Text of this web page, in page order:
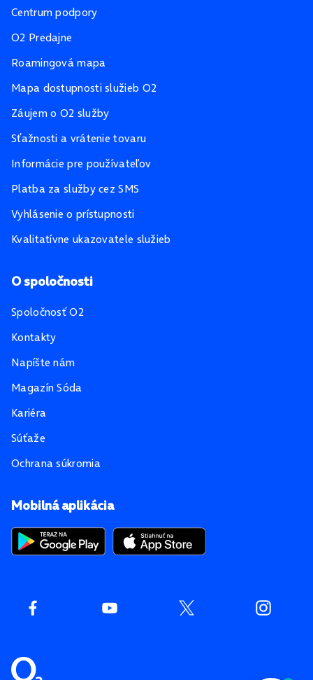
Mobilná aplikácia
Centrum podpory
O2 Predajne
Roamingová mapa
Mapa dostupnosti služieb O2
Záujem o O2 služby
Sťažnosti a vrátenie tovaru
Informácie pre používateľov
Platba za služby cez SMS
Vyhlásenie o prístupnosti
Kvalitatívne ukazovatele služieb
O spoločnosti
Spoločnosť O2
Kontakty
Napíšte nám
Magazín Sóda
Kariéra
Súťaže
Ochrana súkromia